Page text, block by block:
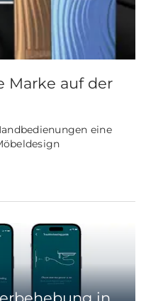
Marke auf der
eine